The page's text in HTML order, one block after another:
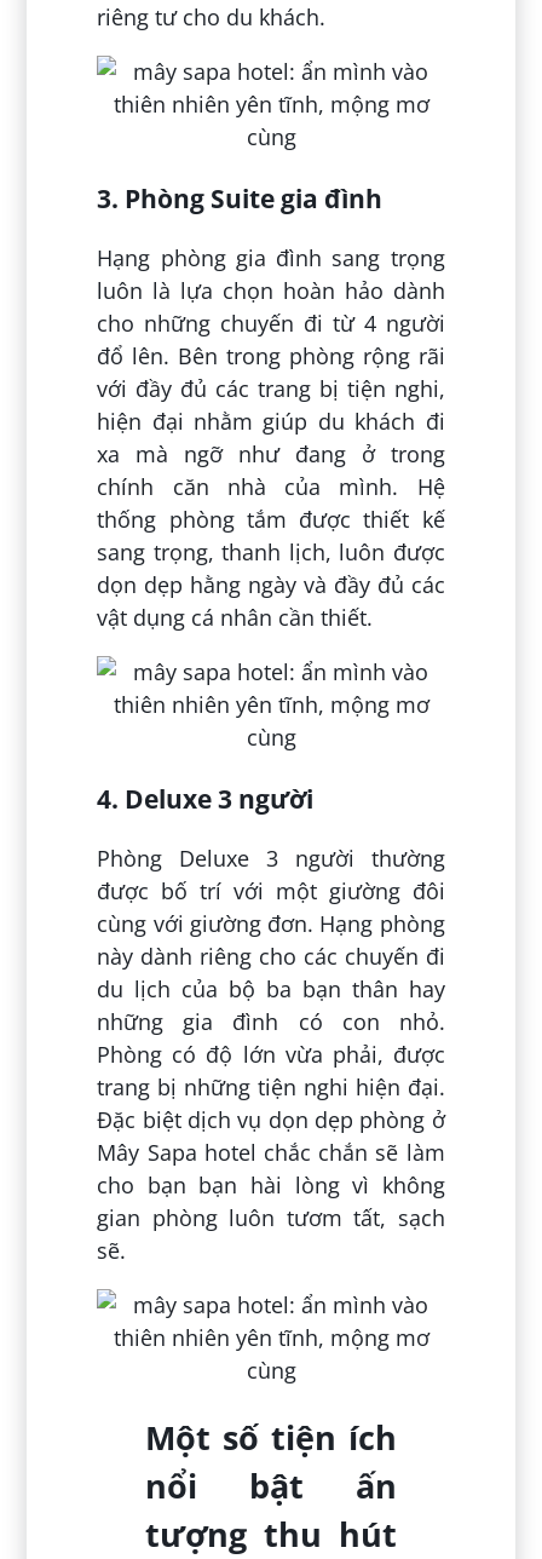
riêng tư cho du khách.
3. Phòng Suite gia đình
Hạng phòng gia đình sang trọng
luôn là lựa chọn hoàn hảo dành
cho những chuyến đi từ 4 người
đổ lên. Bên trong phòng rộng rãi
với đầy đủ các trang bị tiện nghi,
hiện đại nhằm giúp du khách đi
xa mà ngỡ như đang ở trong
chính căn nhà của mình. Hệ
thống phòng tắm được thiết kế
sang trọng, thanh lịch, luôn được
dọn dẹp hằng ngày và đầy đủ các
vật dụng cá nhân cần thiết.
4. Deluxe 3 người
Phòng Deluxe 3 người thường
được bố trí với một giường đôi
cùng với giường đơn. Hạng phòng
này dành riêng cho các chuyến đi
du lịch của bộ ba bạn thân hay
những gia đình có con nhỏ.
Phòng có độ lớn vừa phải, được
trang bị những tiện nghi hiện đại.
Đặc biệt dịch vụ dọn dẹp phòng ở
Mây Sapa hotel chắc chắn sẽ làm
cho bạn bạn hài lòng vì không
gian phòng luôn tươm tất, sạch
sẽ.
Một số tiện ích
nổi bật ấn
tượng thu hút